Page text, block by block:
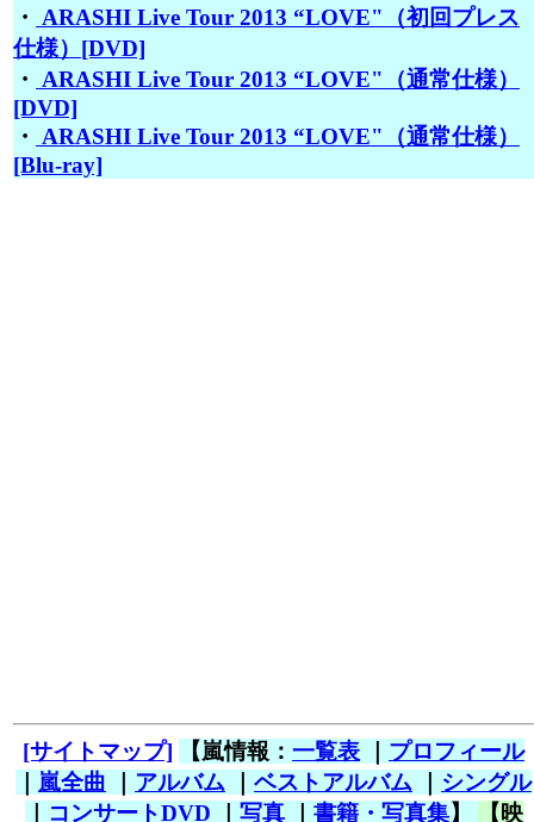
・
ARASHI Live Tour 2013 “LOVE"（初回プレス
仕様）[DVD]
・
ARASHI Live Tour 2013 “LOVE"（通常仕様）
[DVD]
・
ARASHI Live Tour 2013 “LOVE"（通常仕様）
[Blu-ray]
[サイトマップ] 【嵐情報： 一覧表
プロフィール
嵐全曲 アルバム ベストアルバム
シングル
コンサートDVD 写真｜ 書籍・写真集】 【映